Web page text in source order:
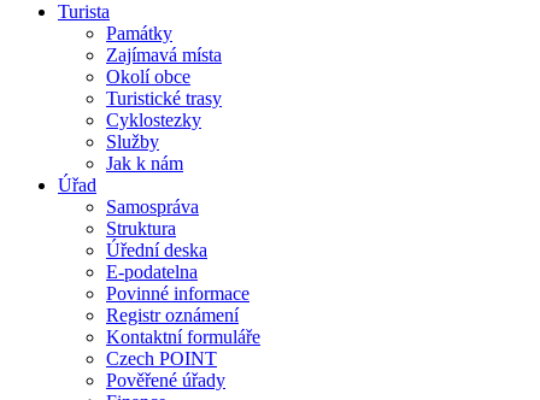
Turista
Památky
Zajímavá místa
Okolí obce
Turistické trasy
Cyklostezky
Služby
Jak k nám
Úřad
Samospráva
Struktura
Úřední deska
E-podatelna
Povinné informace
Registr oznámení
Kontaktní formuláře
Czech POINT
Pověřené úřady